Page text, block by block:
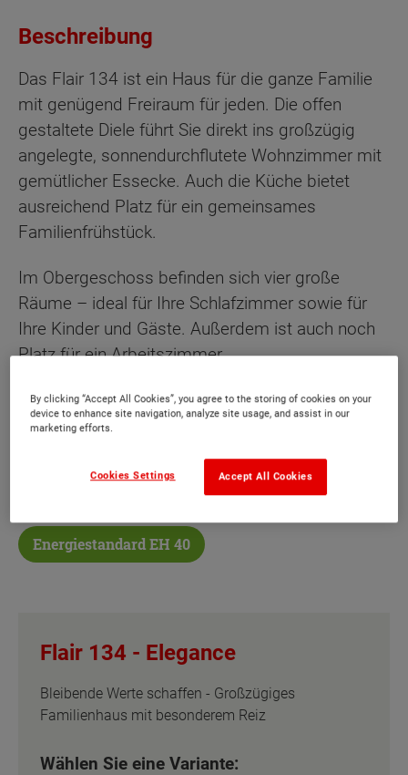
Beschreibung
Das Flair 134 ist ein Haus für die ganze Familie
mit genügend Freiraum für jeden. Die offen
gestaltete Diele führt Sie direkt ins großzügig
angelegte, sonnendurchflutete Wohnzimmer mit
gemütlicher Essecke. Auch die Küche bietet
ausreichend Platz für ein gemeinsames
Familienfrühstück.
Im Obergeschoss befinden sich vier große
Räume – ideal für Ihre Schlafzimmer sowie für
Ihre Kinder und Gäste. Außerdem ist auch noch
Platz für ein Arbeitszimmer.
Das Flair 134 bietet jedem Bewohner seinen
Wohlfühlort, ein großzügiges Familienhaus, mit
Sonderausstattung
Energiestandard EH 40
Flair 134 - Elegance
Bleibende Werte schaffen - Großzügiges
Familienhaus mit besonderem Reiz
Wählen Sie eine Variante:
By clicking “Accept All Cookies”, you agree to the storing of cookies on your
device to enhance site navigation, analyze site usage, and assist in our
marketing efforts.
Accept All Cookies
Cookies Settings